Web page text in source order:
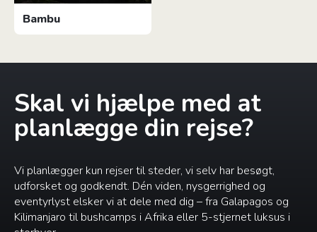
Bambu
Skal vi hjælpe med at
planlægge din rejse?
Vi planlægger kun rejser til steder, vi selv har besøgt,
udforsket og godkendt. Dén viden, nysgerrighed og
eventyrlyst elsker vi at dele med dig – fra Galapagos og
Kilimanjaro til bushcamps i Afrika eller 5-stjernet luksus i